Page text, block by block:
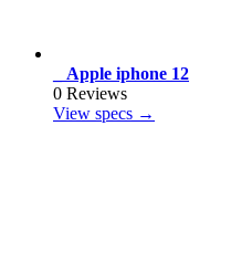
_ Apple iphone 12
0 Reviews
View specs →